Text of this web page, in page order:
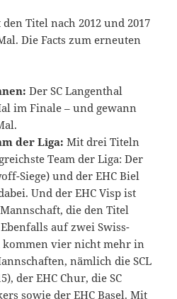
Titel nach 2012 und 2017
Die Facts zum erneuten
Der SC Langenthal
im Finale – und gewann
der Liga: Mit drei Titeln
Team der Liga: Der
Siege) und der EHC Biel
Und der EHC Visp ist
die den Titel
auf zwei Swiss-
kommen vier nicht mehr in
nämlich die SCL
der EHC Chur, die SC
sowie der EHC Basel. Mit